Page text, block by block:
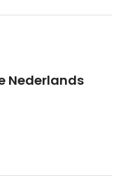
Nederlands